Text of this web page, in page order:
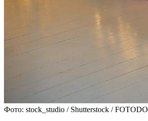
Фото: stock_studio / Shutterstock /